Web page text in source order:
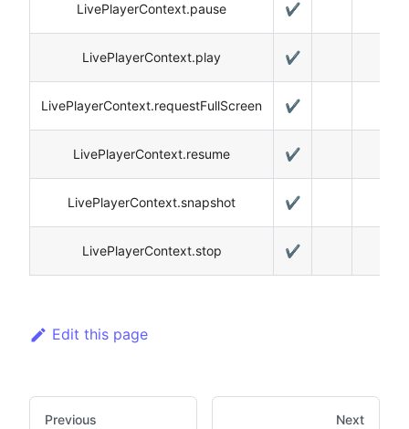
LivePlayerContext.pause ✔️
LivePlayerContext.play ✔️
LivePlayerContext.requestFullScreen ✔️
LivePlayerContext.resume ✔️
LivePlayerContext.snapshot ✔️
LivePlayerContext.stop ✔️
Edit this page
Previous Next